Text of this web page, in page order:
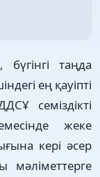
таңда
ең қауіпті
семіздікті
же­ке
кері әсер
мәліметтерге